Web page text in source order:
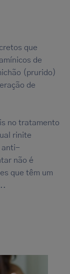
que
de
(prurido)
de
no tratamento
rinite
anti-
não é
que têm um